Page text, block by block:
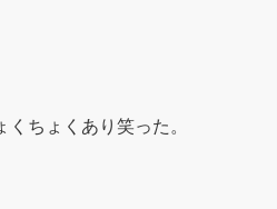
ちょくあり笑った。